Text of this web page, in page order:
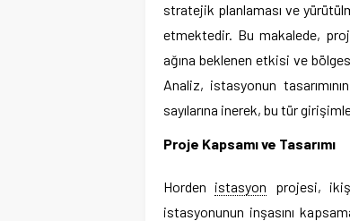
stratejik planlaması ve
etmektedir. Bu makalede,
ağına beklenen etkisi ve
Analiz, istasyonun
sayılarına inerek, bu tür
Proje Kapsamı ve Tasarımı
Horden istasyon projesi,
istasyonunun inşasını